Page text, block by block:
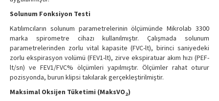
Solunum Fonksiyon Testi
Katılımcıların solunum parametrelerinin ölçümünde Mikrolab 3300
marka spirometre cihazı kullanılmıştır. Çalışmada solunum
parametrelerinden zorlu vital kapasite (FVC-lt), birinci saniyedeki
zorlu ekspirasyon volümü (FEV1-lt), zirve ekspiratuar akım hızı (PEF-
lt/sn) ve FEV1/FVC% ölçümleri yapılmıştır. Ölçümler rahat oturur
pozisyonda, burun klipsi takılarak gerçekleştirilmiştir.
Maksimal Oksijen Tüketimi (MaksVO2)